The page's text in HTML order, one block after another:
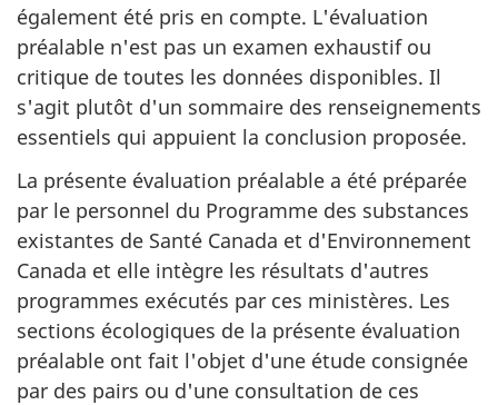
également été pris en compte. L'évaluation
préalable n'est pas un examen exhaustif ou
critique de toutes les données disponibles. Il
s'agit plutôt d'un sommaire des renseignements
essentiels qui appuient la conclusion proposée.
La présente évaluation préalable a été préparée
par le personnel du Programme des substances
existantes de Santé Canada et d'Environnement
Canada et elle intègre les résultats d'autres
programmes exécutés par ces ministères. Les
sections écologiques de la présente évaluation
préalable ont fait l'objet d'une étude consignée
par des pairs ou d'une consultation de ces